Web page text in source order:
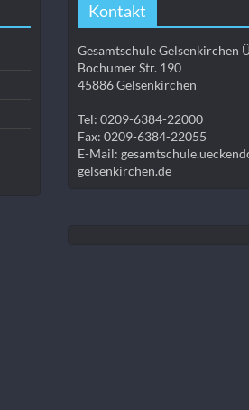
Kontakt
Gesamtschule Gelsenkirchen
Bochumer Str. 190
45886 Gelsenkirchen
Tel: 0209-6384-22000
Fax: 0209-6384-22055
E-Mail:
gelsenkirchen.de